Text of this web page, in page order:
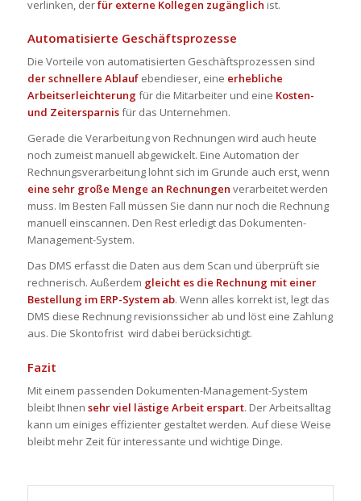
verlinken, derfür externe Kollegen zugänglich ist.
Automatisierte Geschäftsprozesse
Die Vorteile von automatisierten Geschäftsprozessen sind
der schnellere Ablaufebendieser, eine erhebliche
Arbeitserleichterung für die Mitarbeiter und eine Kosten-
und Zeitersparnisfür das Unternehmen.
Gerade die Verarbeitung von Rechnungen wird auch heute
noch zumeist manuell abgewickelt. Eine Automation der
Rechnungsverarbeitung lohnt sich im Grunde auch erst, wenn
eine sehr große Menge an Rechnungen verarbeitet werden
muss. Im Besten Fall müssen Sie dann nur noch die Rechnung
manuell einscannen. Den Rest erledigt das Dokumenten-
Management-System.
Das DMS erfasst die Daten aus dem Scan und überprüft sie
rechnerisch. Außerdem gleicht es die Rechnung mit einer
Bestellung im ERP-System ab. Wenn alles korrekt ist, legt das
DMS diese Rechnung revisionssicher ab und löst eine Zahlung
aus. Die Skontofrist wird dabei berücksichtigt.
Fazit
Mit einem passenden Dokumenten-Management-System
bleibt Ihnen sehr viel lästige Arbeit erspart. Der Arbeitsalltag
kann um einiges effizienter gestaltet werden. Auf diese Weise
bleibt mehr Zeit für interessante und wichtige Dinge.